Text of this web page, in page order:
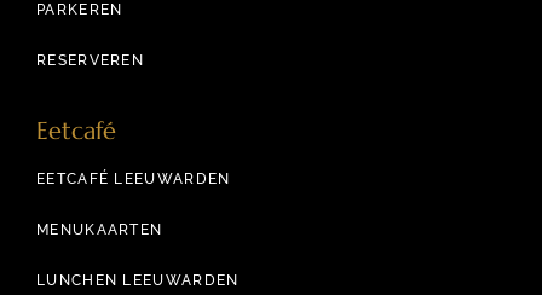
PARKEREN
RESERVEREN
Eetcafé
EETCAFÉ LEEUWARDEN
MENUKAARTEN
LUNCHEN LEEUWARDEN